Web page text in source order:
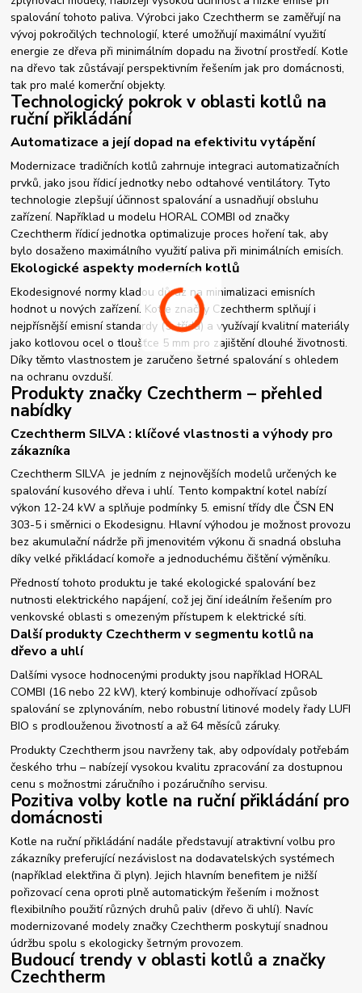
spalování tohoto paliva. Výrobci jako Czechtherm se zaměřují na
vývoj pokročilých technologií, které umožňují maximální využití
energie ze dřeva při minimálním dopadu na životní prostředí. Kotle
na dřevo tak zůstávají perspektivním řešením jak pro domácnosti,
tak pro malé komerční objekty.
Technologický pokrok v oblasti kotlů na
ruční přikládání
Automatizace a její dopad na efektivitu vytápění
Modernizace tradičních kotlů zahrnuje integraci automatizačních
prvků, jako jsou řídicí jednotky nebo odtahové ventilátory. Tyto
technologie zlepšují účinnost spalování a usnadňují obsluhu
zařízení. Například u modelu HORAL COMBI od značky
Czechtherm řídicí jednotka optimalizuje proces hoření tak, aby
bylo dosaženo maximálního využití paliva při minimálních emisích.
Ekologické aspekty moderních kotlů
Ekodesignové normy kladou důraz na minimalizaci emisních
hodnot u nových zařízení. Kotle značky Czechtherm splňují i
nejpřísnější emisní standardy (5. třída) a využívají kvalitní materiály
jako kotlovou ocel o tloušťce 5 mm pro zajištění dlouhé životnosti.
Díky těmto vlastnostem je zaručeno šetrné spalování s ohledem
na ochranu ovzduší.
Produkty značky Czechtherm – přehled
nabídky
Czechtherm SILVA : klíčové vlastnosti a výhody pro
zákazníka
Czechtherm SILVA je jedním z nejnovějších modelů určených ke
spalování kusového dřeva i uhlí. Tento kompaktní kotel nabízí
výkon 12-24 kW a splňuje podmínky 5. emisní třídy dle ČSN EN
303-5 i směrnici o Ekodesignu. Hlavní výhodou je možnost provozu
bez akumulační nádrže při jmenovitém výkonu či snadná obsluha
díky velké přikládací komoře a jednoduchému čištění výměníku.
Předností tohoto produktu je také ekologické spalování bez
nutnosti elektrického napájení, což jej činí ideálním řešením pro
venkovské oblasti s omezeným přístupem k elektrické síti.
Další produkty Czechtherm v segmentu kotlů na
dřevo a uhlí
Dalšími vysoce hodnocenými produkty jsou například HORAL
COMBI (16 nebo 22 kW), který kombinuje odhořívací způsob
spalování se zplynováním, nebo robustní litinové modely řady LUFI
BIO s prodlouženou životností a až 64 měsíců záruky.
Produkty Czechtherm jsou navrženy tak, aby odpovídaly potřebám
českého trhu – nabízejí vysokou kvalitu zpracování za dostupnou
cenu s možnostmi záručního i pozáručního servisu.
Pozitiva volby kotle na ruční přikládání pro
domácnosti
Kotle na ruční přikládání nadále představují atraktivní volbu pro
zákazníky preferující nezávislost na dodavatelských systémech
(například elektřina či plyn). Jejich hlavním benefitem je nižší
pořizovací cena oproti plně automatickým řešením i možnost
flexibilního použití různých druhů paliv (dřevo či uhlí). Navíc
modernizované modely značky Czechtherm poskytují snadnou
údržbu spolu s ekologicky šetrným provozem.
Budoucí trendy v oblasti kotlů a značky
Czechtherm